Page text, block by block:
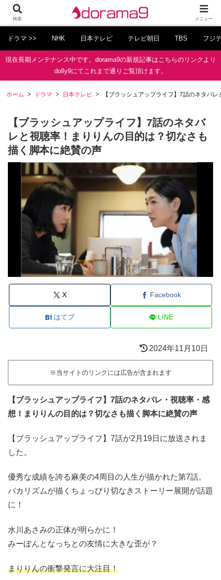
ドラマ >> NHK 日本テレビ テレビ朝日 TBS フジ
現在長期メンテナンス中です。dorama9の新規記事はこちらのリンクより
dolly9にてこれまで通りご覧頂けます。
ホーム ドラマ 日本テレビ 【ブラッシュアップライフ】7話のネタバ
【ブラッシュアップライフ】7話のネタバ
レと視聴率！まりりんの目的は？切なさも
描く脚本に絶賛の声
X Facebook
はてブ LINE
2024年11月10日
※当サイトのリンクには広告が含まれます
【ブラッシュアップライフ】7話のネタバレ・視聴率・感
想！まりりんの目的は？切なさも描く脚本に絶賛の声
【ブラッシュアップライフ】7話が2月19日に放送されま
した。
優秀な成績を誇る麻美の4周目の人生が描かれた第7話。
バカリズムが描くちょっぴり切なきストーリー展開が話題
に！
水川あさみの正体が明らかに！
みーぽんとなっちとの友情に大きな歪が？
まりりんの衝撃発言に大注目！
検索 メニュー